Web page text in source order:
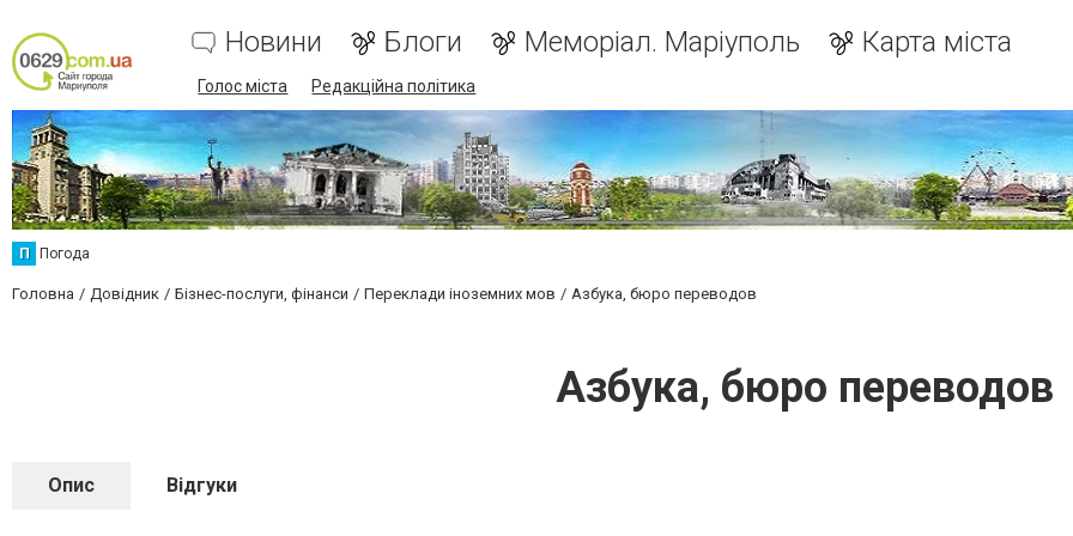
Новини Блоги Меморіал. Маріуполь Карта міста
Голос міста Редакційна політика
П Погода
Головна Довідник Бізнес-послуги, фінанси Переклади іноземних мов Азбука, бюро переводов
Азбука, бюро переводов
Опис Відгуки